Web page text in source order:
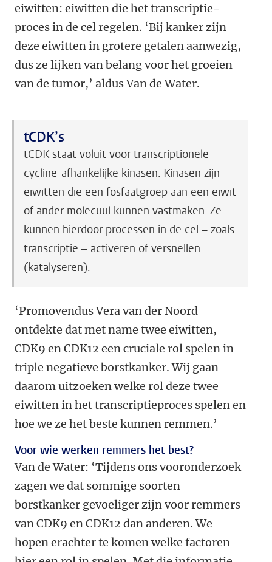
eiwitten: eiwitten die het transcriptie-
proces in de cel regelen. ‘Bij kanker zijn
deze eiwitten in grotere getalen aanwezig,
dus ze lijken van belang voor het groeien
van de tumor,’ aldus Van de Water.
tCDK’s
tCDK staat voluit voor transcriptionele
cycline-afhankelijke kinasen. Kinasen zijn
eiwitten die een fosfaatgroep aan een eiwit
of ander molecuul kunnen vastmaken. Ze
kunnen hierdoor processen in de cel – zoals
transcriptie – activeren of versnellen
(katalyseren).
‘Promovendus Vera van der Noord
ontdekte dat met name twee eiwitten,
CDK9 en CDK12 een cruciale rol spelen in
triple negatieve borstkanker. Wij gaan
daarom uitzoeken welke rol deze twee
eiwitten in het transcriptieproces spelen en
hoe we ze het beste kunnen remmen.’
Voor wie werken remmers het best?
Van de Water: ‘Tijdens ons vooronderzoek
zagen we dat sommige soorten
borstkanker gevoeliger zijn voor remmers
van CDK9 en CDK12 dan anderen. We
hopen erachter te komen welke factoren